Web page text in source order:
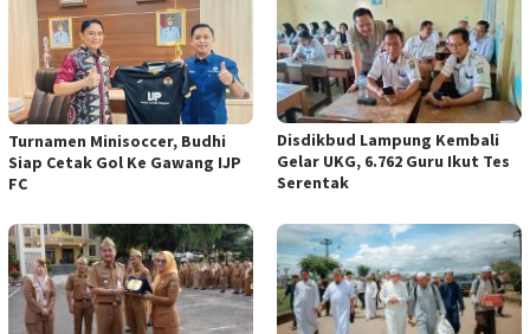
Turnamen Minisoccer, Budhi
Siap Cetak Gol Ke Gawang IJP
FC
Disdikbud Lampung Kembali
Gelar UKG, 6.762 Guru Ikut Tes
Serentak